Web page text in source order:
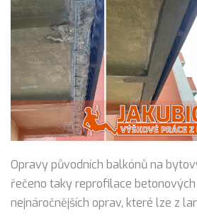
Opravy původních balkónů na
řečeno taky reprofilace betonových
nejnáročnějších oprav, které lze z